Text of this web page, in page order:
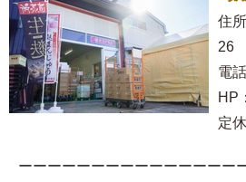
住
26
電
HP：
定
ーーーーーーーーーーーーーーー